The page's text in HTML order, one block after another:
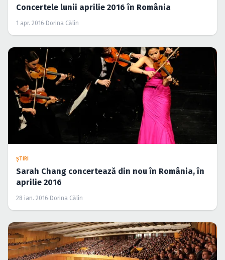
Concertele lunii aprilie 2016 în România
1 apr. 2016· Dorina Călin
ŞTIRI
Sarah Chang concertează din nou în România, în
aprilie 2016
28 ian. 2016· Dorina Călin